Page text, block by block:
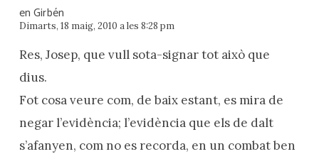
en Girbén
Dimarts, 18 maig, 2010 a les 8:28 pm
Res, Josep, que vull sota-signar tot això que
dius.
Fot cosa veure com, de baix estant, es mira de
negar l’evidència; l’evidència que els de dalt
s’afanyen, com no es recorda, en un combat ben